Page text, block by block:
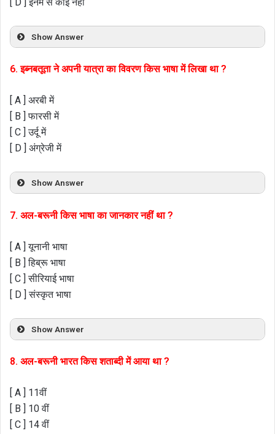
Show Answer
6. इब्नबतूता ने अपनी यात्रा का विवरण किस भाषा में लिखा था ?
[ A ] अरबी में
[ B ] फारसी में
[ C ] उर्दू में
[ D ] अंग्रेजी में
Show Answer
7. अल-बरूनी किस भाषा का जानकार नहीं था ?
[ A ] यूनानी भाषा
[ B ] हिब्रू भाषा
[ C ] सीरियाई भाषा
[ D ] संस्कृत भाषा
Show Answer
8. अल-बरूनी भारत किस शताब्दी में आया था ?
[ A ] 11वीं
[ B ] 10 वीं
[ C ] 14 वीं